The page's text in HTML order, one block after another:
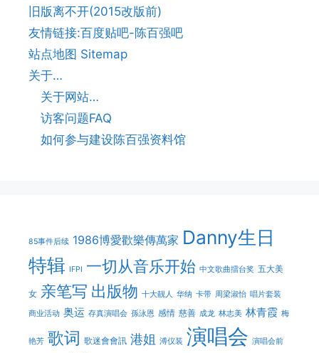
旧版离不开(2015改版前)
友情链接:百度贴吧-陈百强吧
站点地图 Sitemap
关于…
关于网站…
访客问题FAQ
如何参与建设陈百强资料馆
85事件后续 1986博愛歡樂傳萬家 Danny生日
特辑 IFPI 一切从音乐开始 中文歌曲擂台奖 五大美
女 亲笔写 出版物 十大靓人 华纳 卡带 周梁淑怡 唱片套装
商业活动 奥运 存真演唱会 孫泳恩 感情 慈善 成龙 林志美 林青霞 梅
艳芳 歌词 歌迷會會訊 港姐 溥仪装 演唱会 演唱会前